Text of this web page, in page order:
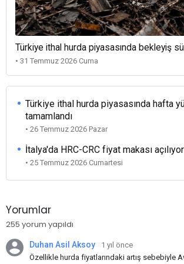
Türkiye ithal hurda piyasasında bekleyiş
• 31 Temmuz 2026 Cuma
Türkiye ithal hurda piyasasında hafta
tamamlandı
• 26 Temmuz 2026 Pazar
İtalya'da HRC-CRC fiyat makası açılıyor
• 25 Temmuz 2026 Cumartesi
Yorumlar
255 yorum yapıldı
Duhan Asil Aksoy
1 yıl önce
Özellikle hurda fiyatlarındaki artış sebebiyle